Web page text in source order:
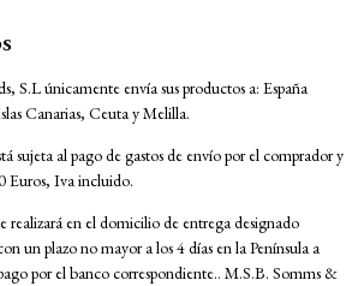
S.L únicamente envía sus productos a: España
Canarias, Ceuta y Melilla.
sujeta al pago de gastos de envío por el comprador y
Euros, Iva incluido.
realizará en el domicilio de entrega designado
un plazo no mayor a los 4 días en la Península a
por el banco correspondiente.. M.S.B. Somms &